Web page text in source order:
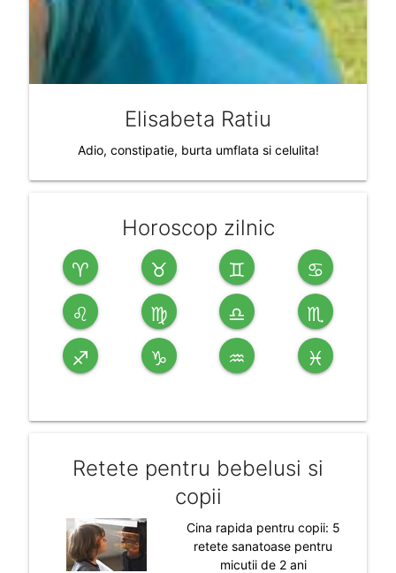
Elisabeta Ratiu
Adio, constipatie, burta umflata si celulita!
Horoscop zilnic
♈ ♉ ♊ ♋
♌ ♍ ♎ ♏
♐ ♑ ♒ ♓
Retete pentru bebelusi si
copii
Cina rapida pentru copii: 5
retete sanatoase pentru
micutii de 2 ani